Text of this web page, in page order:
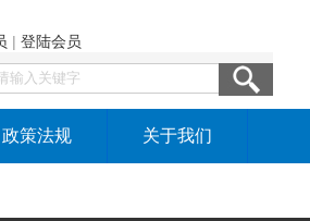
| 登陆会员
政策法规 关于我们